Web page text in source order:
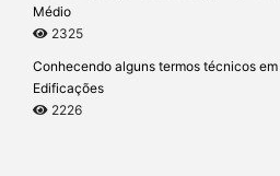
Médio
2325
Conhecendo alguns termos técnicos
Edificações
2226